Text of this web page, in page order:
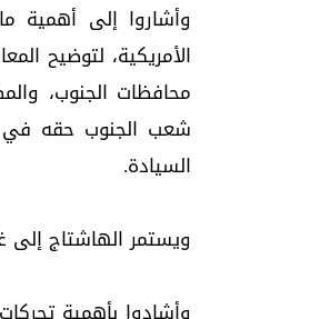
وأشاروا إلى أهمية
الأمريكية، لتوضيح
محافظات الجنوب،
شعب الجنوب حقه في
السيادة.
ويستمر الهاشتاج إلى غاية يوم